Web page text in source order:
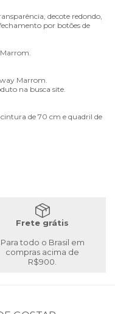
decote redondo,
por botões de
Marrom.
na busca site.
de 70 cm e quadril de
Frete grátis
Para todo o Brasil em
compras acima de
R$900.